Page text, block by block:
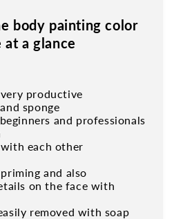
body painting color
at a glance
productive
sponge
and professionals
each other
and also
on the face with
removed with soap